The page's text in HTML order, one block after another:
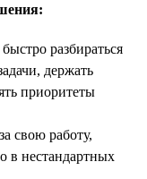
разбираться
держать
приоритеты
свою работу,
в нестандартных